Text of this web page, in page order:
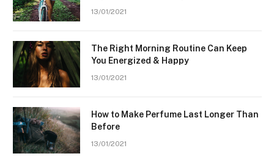
13/01/2021
The Right Morning Routine Can Keep
You Energized & Happy
13/01/2021
How to Make Perfume Last Longer Than
Before
13/01/2021